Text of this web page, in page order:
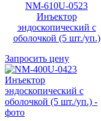
NM-610U-0523
Инъектор
эндоскопический с
оболочкой (5 шт./уп.)
Запросить цену